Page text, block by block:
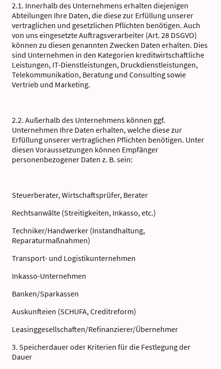
2.1. Innerhalb des Unternehmens erhalten diejenigen
Abteilungen Ihre Daten, die diese zur Erfüllung unserer
vertraglichen und gesetzlichen Pflichten benötigen. Auch
von uns eingesetzte Auftragsverarbeiter (Art. 28 DSGVO)
können zu diesen genannten Zwecken Daten erhalten. Dies
sind Unternehmen in den Kategorien kreditwirtschaftliche
Leistungen, IT-Dienstleistungen, Druckdienstleistungen,
Telekommunikation, Beratung und Consulting sowie
Vertrieb und Marketing.
2.2. Außerhalb des Unternehmens können ggf.
Unternehmen Ihre Daten erhalten, welche diese zur
Erfüllung unserer vertraglichen Pflichten benötigen. Unter
diesen Voraussetzungen können Empfänger
personenbezogener Daten z. B. sein:
Steuerberater, Wirtschaftsprüfer, Berater
Rechtsanwälte (Streitigkeiten, Inkasso, etc.)
Techniker/Handwerker (Instandhaltung,
Reparaturmaßnahmen)
Transport- und Logistikunternehmen
Inkasso-Unternehmen
Banken/Sparkassen
Auskunfteien (SCHUFA, Creditreform)
Leasinggesellschaften/Refinanzierer/Übernehmer
3. Speicherdauer oder Kriterien für die Festlegung der
Dauer